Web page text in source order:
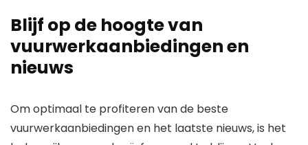
Blijf op de hoogte van
vuurwerkaanbiedingen en
nieuws
Om optimaal te profiteren van de beste
vuurwerkaanbiedingen en het laatste nieuws, is het